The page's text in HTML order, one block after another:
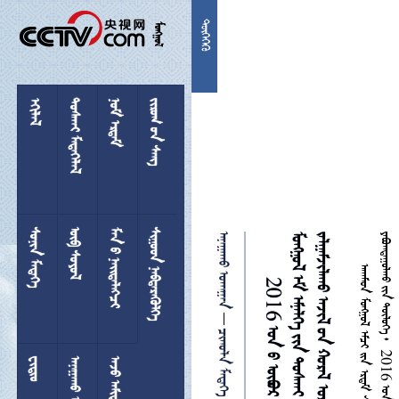


 

 
 
 
 
  
   

 